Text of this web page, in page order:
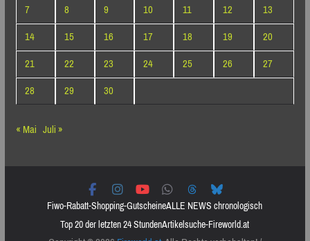
7
8 9 10 11 12
13
14
15 16 17 18 19
20
21
22 23 24 25 26
27
28
29
30
« Mai Juli »
Fiwo-Rabatt-Shopping-GutscheineALLE NEWS chronologisch
Top 20 der letzten 24 StundenArtikelsuche-Fireworld.at